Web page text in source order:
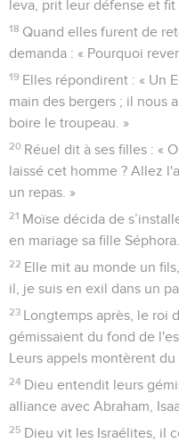
leva, prit leur défense et
18 Quand elles furent de
demanda : « Pourquoi
19 Elles répondirent : « Un
main des bergers ; il nous
boire le troupeau. »
20 Réuel dit à ses filles : «
laissé cet homme ? Allez
un repas. »
21 Moïse décida de
en mariage sa fille Séphora.
22 Elle mit au monde un
il, je suis en exil dans un
23
Longtemps après, le roi
gémissaient du fond de
Leurs appels montèrent
24 Dieu entendit leurs
alliance avec Abraham,
25 Dieu vit les Israélites, il